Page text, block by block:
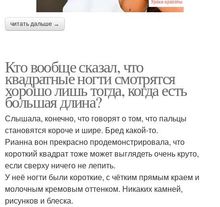
читать дальше →
Кто вообще сказал, что
квадратные ногти смотрятся
хорошо лишь тогда, когда есть
большая длина?
Слышала, конечно, что говорят о том, что пальцы
становятся короче и шире. Бред какой-то.
Рианна вон прекрасно продемонстрировала, что
короткий квадрат тоже может выглядеть очень круто,
если сверху ничего не лепить.
У неё ногти были короткие, с чётким прямым краем и
молочным кремовым оттенком. Никаких камней,
рисунков и блеска.